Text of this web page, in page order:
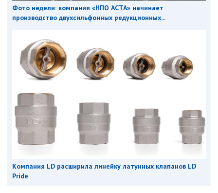
Фото недели: компания «НПО АСТА» начинает
производство двухсильфонных редукционных...
Компания LD расширила линейку латунных клапанов LD
Pride